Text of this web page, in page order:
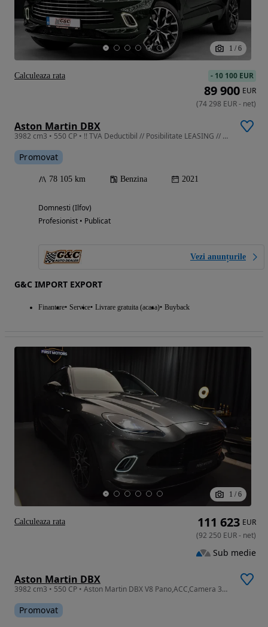
1 / 6
Aston Martin DBX
3982 cm3 • 550 CP • !! TVA Deductibil // Posibilitate LEASING // Pneumatic !!
Promovat
78 105 km Benzina 2021
Domnesti (Ilfov)
Profesionist • Publicat
Vezi anunțurile
G&C IMPORT EXPORT
Finantare Service Livrare gratuita (acasa) Buyback
- 10 100 EUR
89 900 EUR
(74 298 EUR- net)
Calculeaza rata
1 / 6
Aston Martin DBX
3982 cm3 • 550 CP • Aston Martin DBX V8 Pano,ACC,Camera 360,Led,Garantie
Promovat
111 623 EUR
(92 250 EUR- net)
Sub medie
Calculeaza rata